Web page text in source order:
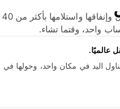
وفّر المال عند إرسال الأموال وإنفاقها واستلامها بأكثر من 40
واحد، وقتما تشاء.
عالميًا.
اليد في مكان واحد، وحولها في